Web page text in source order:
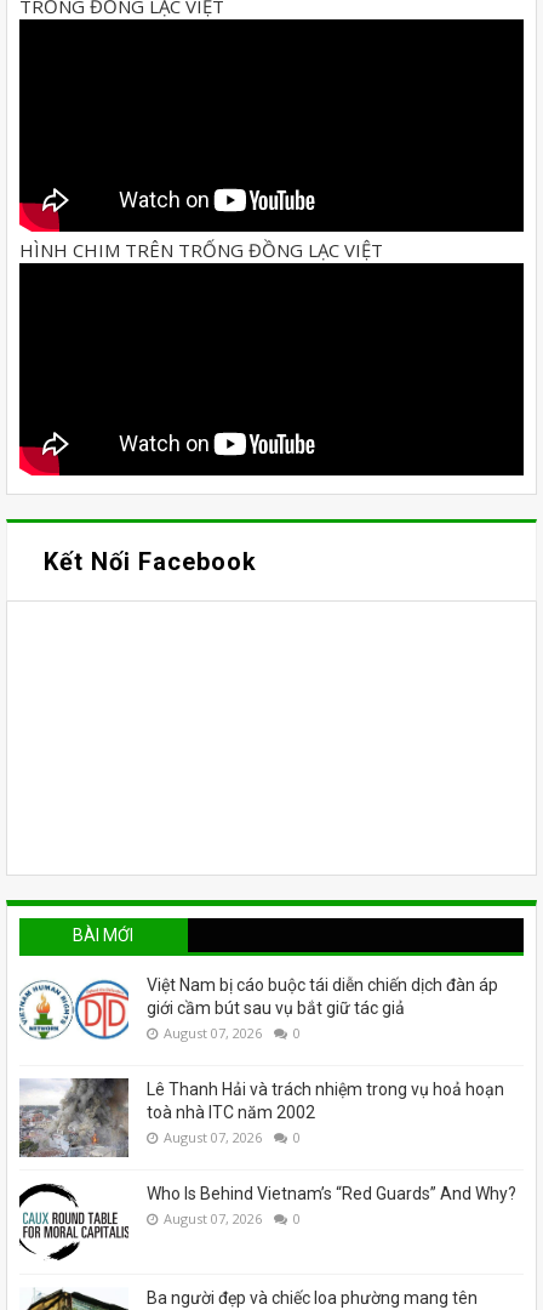
TRỐNG ĐỒNG LẠC VIỆT
HÌNH CHIM TRÊN TRỐNG ĐỒNG LẠC VIỆT
Kết Nối Facebook
BÀI MỚI
Việt Nam bị cáo buộc tái diễn chiến dịch đàn áp
giới cầm bút sau vụ bắt giữ tác giả
August 07, 2026 0
Lê Thanh Hải và trách nhiệm trong vụ hoả hoạn
toà nhà ITC năm 2002
August 07, 2026 0
Who Is Behind Vietnam’s “Red Guards” And Why?
August 07, 2026 0
Ba người đẹp và chiếc loa phường mang tên